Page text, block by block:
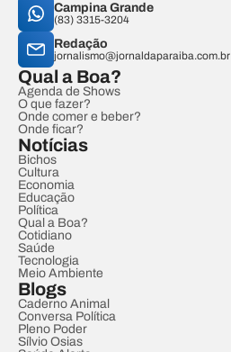
Campina Grande
(83) 3315-3204
Redação
jornalismo@jornaldaparaiba.com.br
Qual a Boa?
Agenda de Shows
O que fazer?
Onde comer e beber?
Onde ficar?
Notícias
Bichos
Cultura
Economia
Educação
Política
Qual a Boa?
Cotidiano
Saúde
Tecnologia
Meio Ambiente
Blogs
Caderno Animal
Conversa Política
Pleno Poder
Sílvio Osias